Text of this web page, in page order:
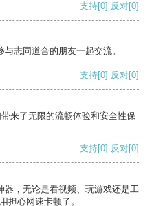
支持[0] 反对[0]
志同道合的朋友一起交流。
支持[0] 反对[0]
来了无限的流畅体验和安全性保
支持[0] 反对[0]
器，无论是看视频、玩游戏还是工
担心网速卡顿了。